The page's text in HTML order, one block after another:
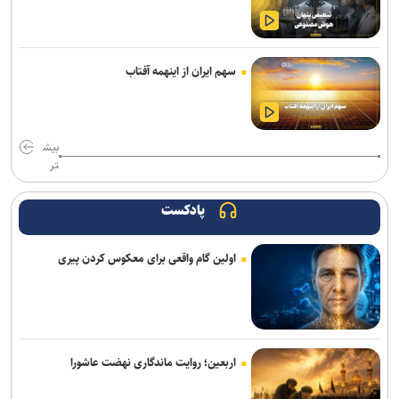
مهار آتش‌سوزی مراتع هامپوئیل مراغه با تلاش نیروهای امدادی
دانشجوی دانشگاه آزاد شهرضا مدال برنر مسابقات دوومیدانی بین‌المللی
اروپا را بر گردن آویخت
رشد ۱۲۴ درصدی اعزام زائران اربعین از استان سمنا
توقیف کامیون با راننده ۸ ساله در اصفهان!
خبرنگاری حرفه‌ای مسئولیتی برای جست‌وجوی حقیقت، مطالبه‌گری آگاهانه
و روایت دقیق و منصفانه رویدادهاست
خبرنگاران با مسئولیت‌پذیری و تعهد در مسیر صیانت از حقیقت و انعکاس
صدای مردم گام برمی‌دارند
سهم ایران از اینهمه آفتاب
بیش
تر
پادکست
اولین گام واقعی برای معکوس کردن پیری
اربعین؛ روایت ماندگاری نهضت عاشورا